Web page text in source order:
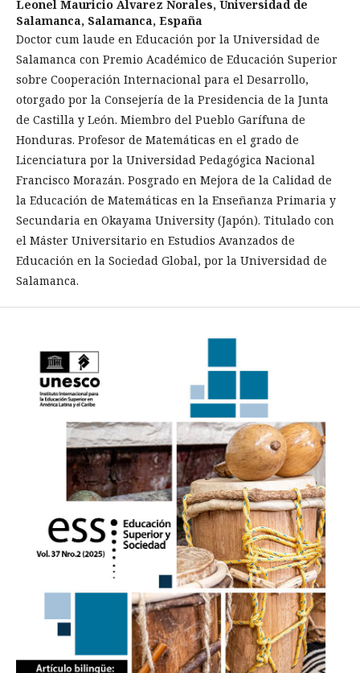
Leonel Mauricio Álvarez Norales, Universidad de
Salamanca, Salamanca, España
Doctor cum laude en Educación por la Universidad de
Salamanca con Premio Académico de Educación Superior
sobre Cooperación Internacional para el Desarrollo,
otorgado por la Consejería de la Presidencia de la Junta
de Castilla y León. Miembro del Pueblo Garífuna de
Honduras. Profesor de Matemáticas en el grado de
Licenciatura por la Universidad Pedagógica Nacional
Francisco Morazán. Posgrado en Mejora de la Calidad de
la Educación de Matemáticas en la Enseñanza Primaria y
Secundaria en Okayama University (Japón). Titulado con
el Máster Universitario en Estudios Avanzados de
Educación en la Sociedad Global, por la Universidad de
Salamanca.